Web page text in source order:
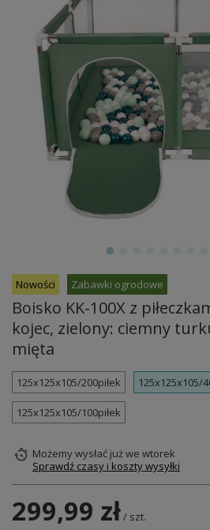
Nowości Zabawki ogrodowe
Boisko KK-100X z
kojec, zielony: ciemny
mięta
125x125x105/200piłek 125x125x105/
125x125x105/100piłek
Możemy wysłać jużwe wtorek
Sprawdź czasy i koszty wysyłki
299,99 zł/ szt.